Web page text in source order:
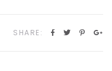
SHARE: